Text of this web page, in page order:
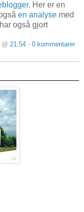
. Her er en
en analyse med
også gjort
21:54 - 0 kommentarer